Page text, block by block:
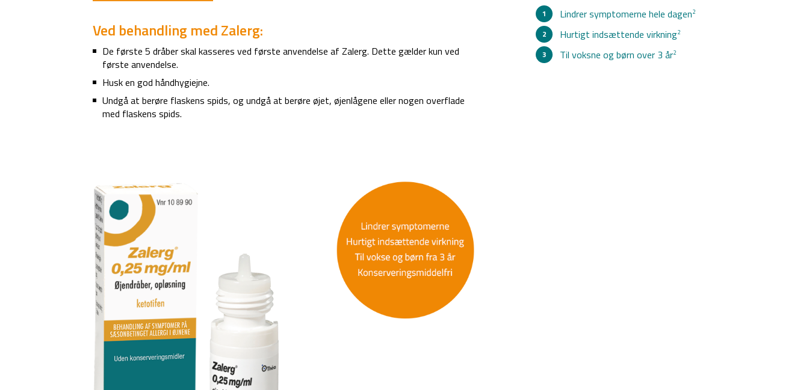
Ved behandling med Zalerg:
De første 5 dråber skal kasseres ved første anvendelse af Zalerg. Dette gælder kun ved
første anvendelse.
Husk en god håndhygiejne.
Undgå at berøre flaskens spids, og undgå at berøre øjet, øjenlågene eller nogen overflade
med flaskens spids.
Lindrer symptomerne hele dagen2
Hurtigt indsættende virkning2
Til voksne og børn over 3 år2